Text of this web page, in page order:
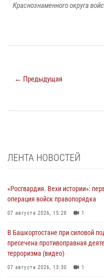
Краснознаменного округа
← Предыдущая
ЛЕНТА НОВОСТЕЙ
«Росгвардия. Вехи истории»:
операция войск правопорядка
07 августа 2026, 15:28 1
В Башкортостане при силовой
пресечена противоправная
терроризма (видео)
07 августа 2026, 13:30 1